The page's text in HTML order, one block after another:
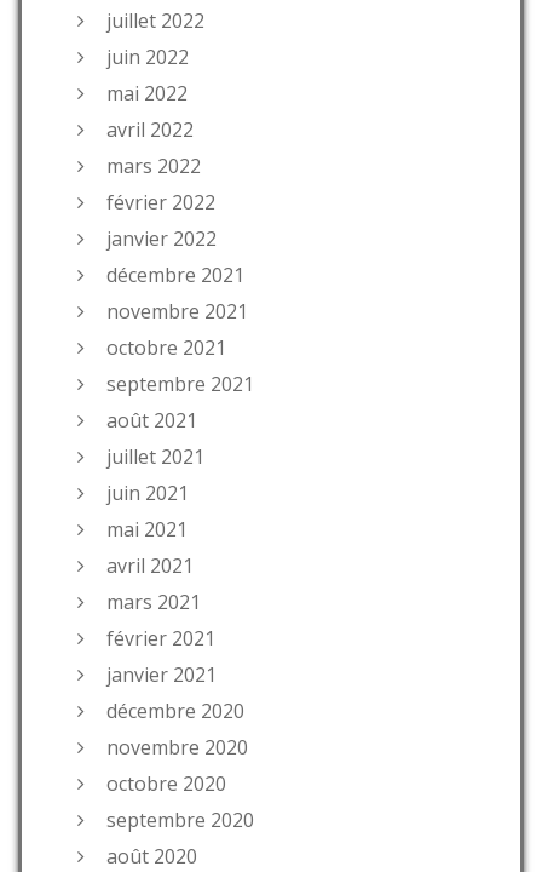
juillet 2022
juin 2022
mai 2022
avril 2022
mars 2022
février 2022
janvier 2022
décembre 2021
novembre 2021
octobre 2021
septembre 2021
août 2021
juillet 2021
juin 2021
mai 2021
avril 2021
mars 2021
février 2021
janvier 2021
décembre 2020
novembre 2020
octobre 2020
septembre 2020
août 2020